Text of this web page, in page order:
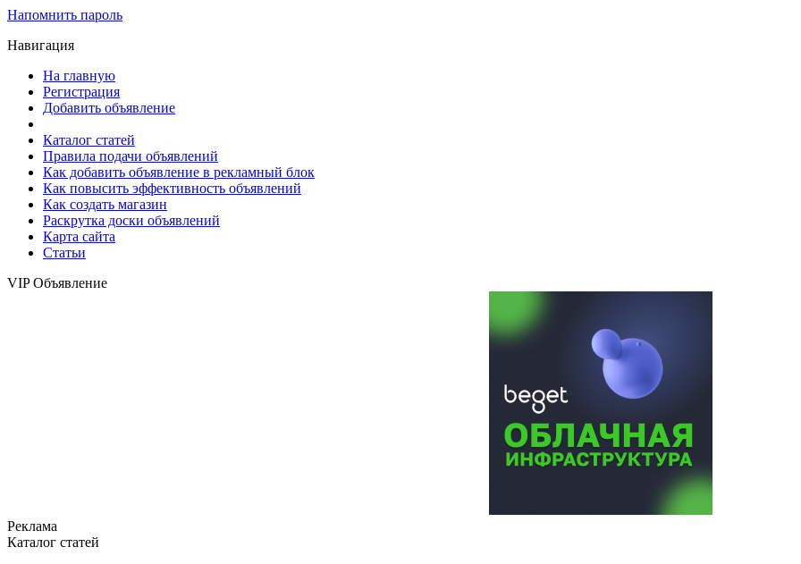
Напомнить пароль
Навигация
На главную
Регистрация
Добавить объявление
Каталог статей
Правила подачи объявлений
Как добавить объявление в рекламный блок
Как повысить эффективность объявлений
Как создать магазин
Раскрутка доски объявлений
Карта сайта
Статьи
VIP Объявление
Реклама
Каталог статей